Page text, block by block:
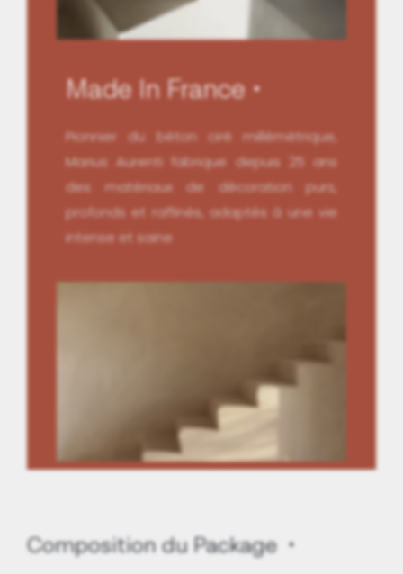
Made In France
Pionnier du béton ciré millémétrique,
Marius Aurenti fabrique depuis 25 ans
des matériaux de décoration purs,
profonds et raffinés, adaptés à une vie
intense et saine
Composition du Package